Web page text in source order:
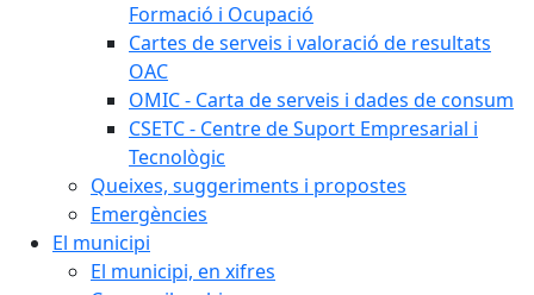
Formació i Ocupació
Cartes de serveis i valoració de resultats
OAC
OMIC - Carta de serveis i dades de consum
CSETC - Centre de Suport Empresarial i
Tecnològic
Queixes, suggeriments i propostes
Emergències
El municipi
El municipi, en xifres